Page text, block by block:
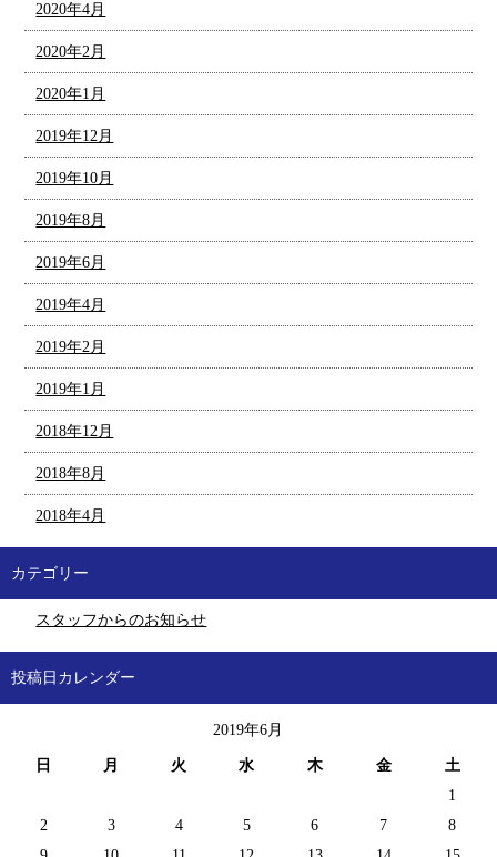
2020年4月
2020年2月
2020年1月
2019年12月
2019年10月
2019年8月
2019年6月
2019年4月
2019年2月
2019年1月
2018年12月
2018年8月
2018年4月
カテゴリー
スタッフからのお知らせ
投稿日カレンダー
2019年6月
日 月 火 水 木 金
土
1
2
3 4 5 6 7
8